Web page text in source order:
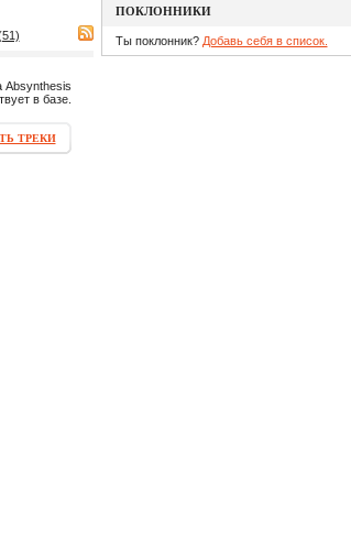
Absynthesis
в базе.
ТРЕКИ
ПОКЛОННИКИ
Ты поклонник? Добавь себя в список.